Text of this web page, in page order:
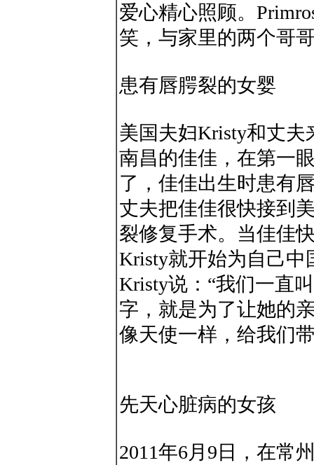
爱心精心照顾。
笑，与家里的两个哥
患有唇腭裂的女婴
美国夫妇Kristy和丈
南昌的佳佳，在第一
了，佳佳出生时患有
丈夫把佳佳很快接到
裂修复手术。当佳佳
Kristy就开始为自己中
Kristy说：“我们一直
字，就是为了让她的
像天使一样，给我们
先天心脏病的女孩
2011年6月9日，在常